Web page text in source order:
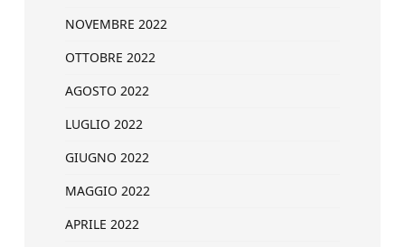
NOVEMBRE 2022
OTTOBRE 2022
AGOSTO 2022
LUGLIO 2022
GIUGNO 2022
MAGGIO 2022
APRILE 2022